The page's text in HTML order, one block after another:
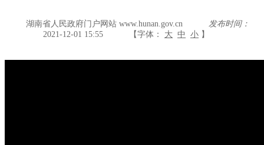
湖南省人民政府门户网站 www.hunan.gov.cn
发布时间：
2021-12-01 15:55
【字体： 大 中 小 】